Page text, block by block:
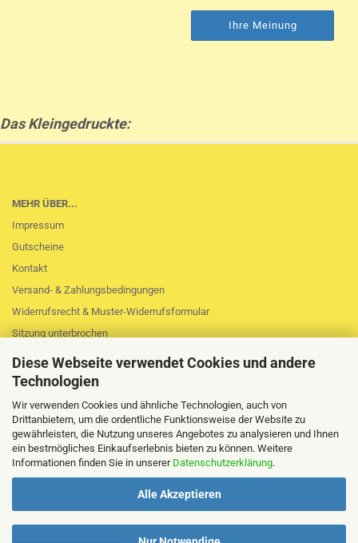
Diese Webseite verwendet Cookies und andere
Technologien
Wir verwenden Cookies und ähnliche Technologien, auch von
Drittanbietern, um die ordentliche Funktionsweise der Website zu
gewährleisten, die Nutzung unseres Angebotes zu analysieren und Ihnen
ein bestmögliches Einkaufserlebnis bieten zu können. Weitere
Informationen finden Sie in unserer Datenschutzerklärung.
Alle Akzeptieren
Ihre Meinung
Das Kleingedruckte:
MEHR ÜBER...
Impressum
Gutscheine
Kontakt
Versand- & Zahlungsbedingungen
Widerrufsrecht & Muster-Widerrufsformular
Sitzung unterbrochen
AGB
Privatsphäre und Datenschutz
Callback Service
Cookie Einstellungen